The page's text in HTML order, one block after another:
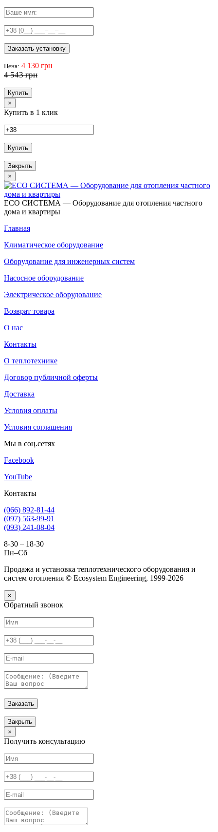
Заказать установку
Цена: 4 130 грн
4 543 грн
Купить
×
Купить в 1 клик
Купить
Закрыть
×
ECO СИСТЕМА — Оборудование для отопления частного
дома и квартиры
Главная
Климатическое оборудование
Оборудование для инженерных систем
Насосное оборудование
Электрическое оборудование
Возврат товара
О нас
Контакты
О теплотехнике
Договор публичной оферты
Доставка
Условия оплаты
Условия соглашения
Мы в соц.сетях
Facebook
YouTube
Контакты
(066) 892-81-44
(097) 563-99-91
(093) 241-08-04
8-30 – 18-30
Пн–Сб
Продажа и установка теплотехнического оборудования и
систем отопления © Ecosystem Engineering, 1999-2026
×
Обратный звонок
Заказать
Закрыть
×
Получить консультацию